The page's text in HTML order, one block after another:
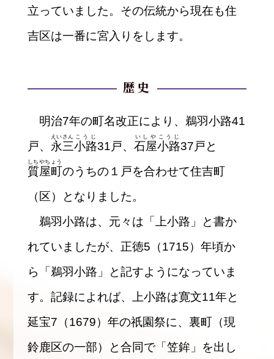
立っていました。その伝統から現在も住
吉区は一番に宮入りをします。
歴史
明治7年の町名改正により、鵜羽小路41
戸、 永三
えいさん
小路
こうじ
31戸、 石屋
いしや
小路
こうじ
37戸と
質屋町
しちやちょう
のうちの１戸を合わせて住吉町
（区）となりました。
鵜羽小路は、元々は「上小路」と書か
れていましたが、正徳5（1715）年頃か
ら「鵜羽小路」と記すようになっていま
す。記録によれば、上小路は寛文11年と
延宝7（1679）年の祇園祭に、裏町（現
鈴鹿区の一部）と合同で「笠鉾」を出し